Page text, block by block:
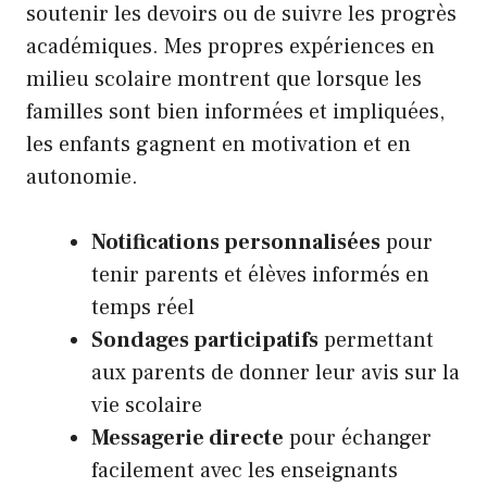
soutenir les devoirs ou de suivre les progrès
académiques. Mes propres expériences en
milieu scolaire montrent que lorsque les
familles sont bien informées et impliquées,
les enfants gagnent en motivation et en
autonomie.
Notifications personnaliséespour
tenir parents et élèves informés en
temps réel
Sondages participatifspermettant
aux parents de donner leur avis sur la
vie scolaire
Messagerie directe pour échanger
facilement avec les enseignants